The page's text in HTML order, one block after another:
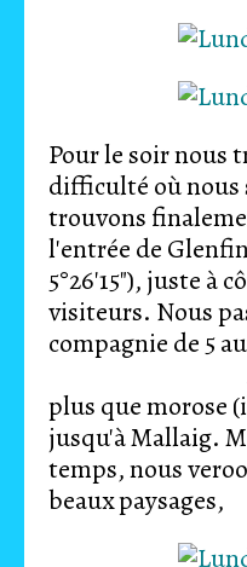
Pour le soir nous
difficulté où
trouvons
l'entrée de
5°26'15"), juste à
visiteurs. Nous
compagnie
Mardi,
plus que morose
jusqu'à Mallaig.
temps, nous
beaux paysages,